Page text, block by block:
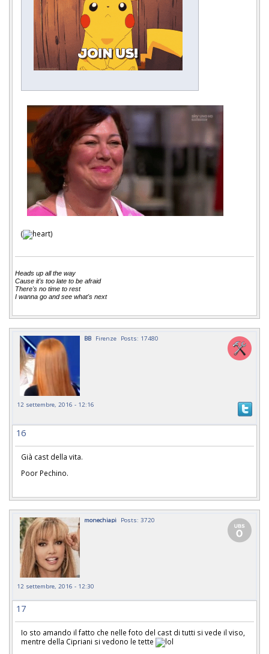
( )
Heads up all the way
Cause it's too late to be afraid
There's no time to rest
I wanna go and see what's next
BB Firenze Posts: 17480
12 settembre, 2016 - 12:16
16
Già cast della vita.
Poor Pechino.
monechiapi Posts: 3720
12 settembre, 2016 - 12:30
17
Io sto amando il fatto che nelle foto del cast di tutti si vede il viso,
mentre della Cipriani si vedono le tette